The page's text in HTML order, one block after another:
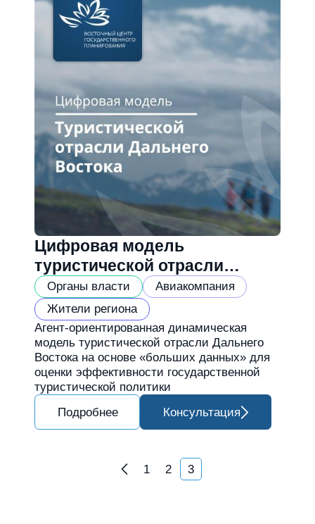
Цифровая модель
туристической отрасли
Дальнего Востока
Органы власти
Авиакомпания
Жители региона
Агент-ориентированная динамическая
модель туристической отрасли Дальнего
Востока на основе «больших данных» для
оценки эффективности государственной
туристической политики
Подробнее
Консультация
Навигация по записям
Назад
1 2 3